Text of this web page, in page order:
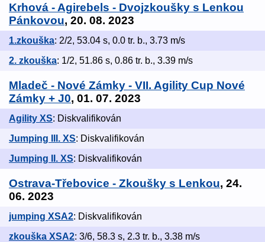
Krhová - Agirebels - Dvojzkoušky s Lenkou
Pánkovou, 20. 08. 2023
1.zkouška: 2/2, 53.04 s, 0.0 tr. b., 3.73 m/s
2. zkouška: 1/2, 51.86 s, 0.86 tr. b., 3.39 m/s
Mladeč - Nové Zámky - VII. Agility Cup Nové
Zámky + J0, 01. 07. 2023
Agility XS: Diskvalifikován
Jumping III. XS: Diskvalifikován
Jumping II. XS: Diskvalifikován
Ostrava-Třebovice - Zkoušky s Lenkou, 24.
06. 2023
jumping XSA2: Diskvalifikován
zkouška XSA2: 3/6, 58.3 s, 2.3 tr. b., 3.38 m/s